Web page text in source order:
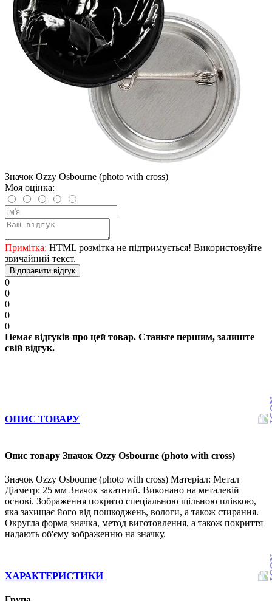
Значок Ozzy Osbourne (photo with cross)
Моя оцінка:
Примітка: HTML розмітка не підтримується! Використовуйте
звичайний текст.
Відправити відгук
0
0
0
0
0
Немає відгуків про цей товар. Станьте першим, залиште
свій відгук.
ОПИС ТОВАРУ
Опис товару Значок Ozzy Osbourne (photo with cross)
Значок Ozzy Osbourne (photo with cross) Матеріал: Метал
Діаметр: 25 мм Значок закатний. Виконано на металевій
основі. Зображення покрито спеціальною щільною плівкою,
яка захищає його від пошкоджень, вологи, а також стирання.
Округла форма значка, метод виготовлення, а також покриття
надають об'єму зображенню на значку.
ХАРАКТЕРИСТИКИ